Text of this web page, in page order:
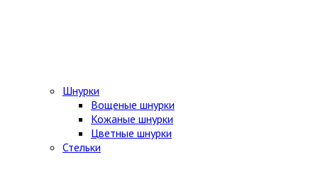
Шнурки
Вощеные шнурки
Кожаные шнурки
Цветные шнурки
Стельки